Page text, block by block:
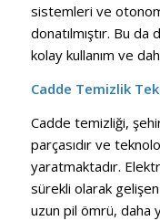
sistemleri ve
donatılmıştır. Bu da
kolay kullanım ve
Cadde Temizlik
Cadde temizliği,
parçasıdır ve
yaratmaktadır.
sürekli olarak
uzun pil ömrü, daha